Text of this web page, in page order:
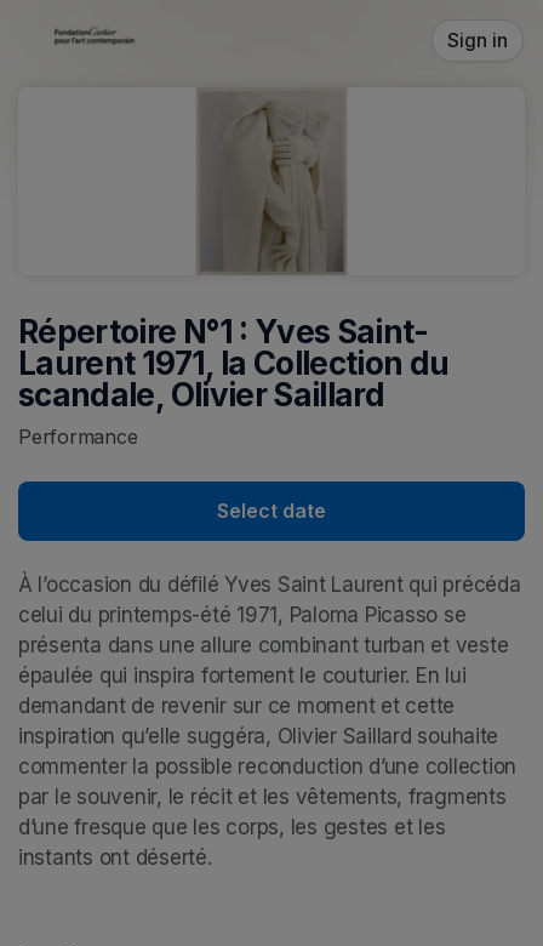
Sign in
Répertoire N°1 : Yves Saint-
Laurent 1971, la Collection du
scandale, Olivier Saillard
Performance
Select date
À l’occasion du défilé Yves Saint Laurent qui précéda
celui du printemps-été 1971, Paloma Picasso se
présenta dans une allure combinant turban et veste
épaulée qui inspira fortement le couturier. En lui
demandant de revenir sur ce moment et cette
inspiration qu’elle suggéra, Olivier Saillard souhaite
commenter la possible reconduction d’une collection
par le souvenir, le récit et les vêtements, fragments
d’une fresque que les corps, les gestes et les
instants ont déserté.